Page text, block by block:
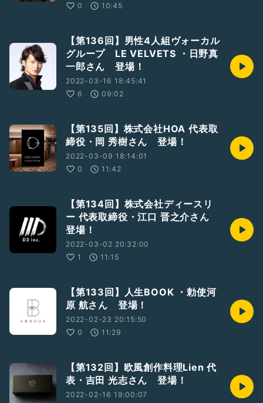
0
10:45
【第136回】男性4人組ヴォーカル
グループ LE VELVETS ・日野真
一郎さん 登場！
2022-03-16 18:45:41
6
09:02
【第135回】株式会社HOA 代表取
締役・岡 秀樹さん 登場！
2022-03-09 18:14:01
0
11:42
【第134回】株式会社ディースリ
ー 代表取締役・江口 晋之介さん
登場！
2022-03-02 20:32:00
1
11:15
【第133回】人生BOOK ・勅使河
原 航さん 登場！
2022-02-23 20:15:50
0
11:29
【第132回】欧風創作料理Lien 代
表・吉田 光志さん 登場！
2022-02-16 19:00:07